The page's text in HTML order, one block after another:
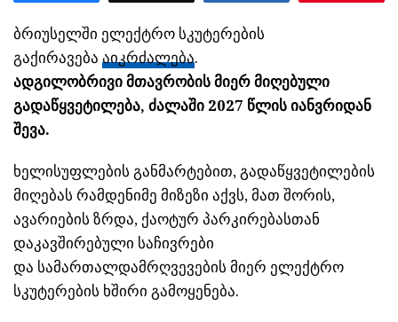
ბრიუსელში ელექტრო სკუტერების
გაქირავება აიკრძალება.
ადგილობრივი მთავრობის მიერ მიღებული
გადაწყვეტილება, ძალაში 2027 წლის იანვრიდან
შევა.
ხელისუფლების განმარტებით, გადაწყვეტილების
მიღებას რამდენიმე მიზეზი აქვს, მათ შორის,
ავარიების ზრდა, ქაოტურ პარკირებასთან
დაკავშირებული საჩივრები
და სამართალდამრღვევების მიერ ელექტრო
სკუტერების ხშირი გამოყენება.